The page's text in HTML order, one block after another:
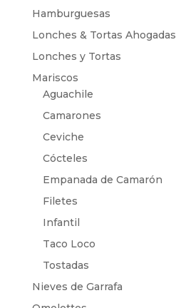
Hamburguesas
Lonches & Tortas Ahogadas
Lonches y Tortas
Mariscos
Aguachile
Camarones
Ceviche
Cócteles
Empanada de Camarón
Filetes
Infantil
Taco Loco
Tostadas
Nieves de Garrafa